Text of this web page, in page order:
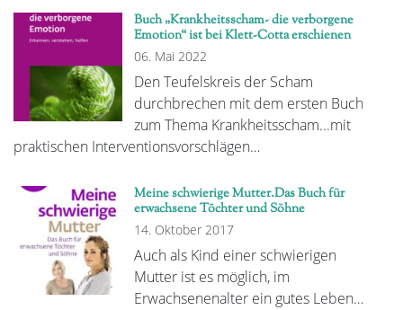
Buch „Krankheitsscham- die verborgene
Emotion“ ist bei Klett-Cotta erschienen
06. Mai 2022
Den Teufelskreis der Scham
durchbrechen mit dem ersten Buch
zum Thema Krankheitsscham...mit
praktischen Interventionsvorschlägen…
Meine schwierige Mutter.Das Buch für
erwachsene Töchter und Söhne
14. Oktober 2017
Auch als Kind einer schwierigen
Mutter ist es möglich, im
Erwachsenenalter ein gutes Leben…